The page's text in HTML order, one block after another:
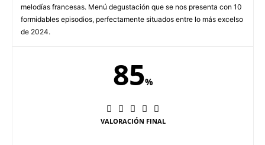
melodías francesas. Menú degustación que se nos presenta con 10
formidables episodios, perfectamente situados entre lo más excelso
de 2024.
85%
VALORACIÓN FINAL